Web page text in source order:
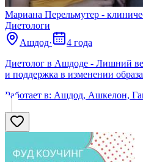
Мариана Перельмутер -
Диетологи
Ашдод·
4 года
Диетолог в Ашдоде - Лишний
и поддержка в изменении
Работает в: Ашдод, Ашкелон,